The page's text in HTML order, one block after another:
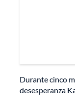
Durante cinco
desesperanza